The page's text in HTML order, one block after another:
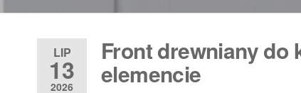
LIP
13
2026
Front drewniany do
elemencie